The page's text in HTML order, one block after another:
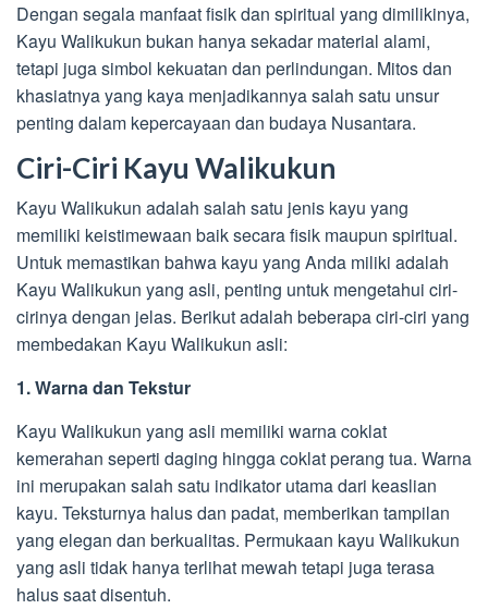
Dengan segala manfaat fisik dan spiritual yang dimilikinya,
Kayu Walikukun bukan hanya sekadar material alami,
tetapi juga simbol kekuatan dan perlindungan. Mitos dan
khasiatnya yang kaya menjadikannya salah satu unsur
penting dalam kepercayaan dan budaya Nusantara.
Ciri-Ciri Kayu Walikukun
Kayu Walikukun adalah salah satu jenis kayu yang
memiliki keistimewaan baik secara fisik maupun spiritual.
Untuk memastikan bahwa kayu yang Anda miliki adalah
Kayu Walikukun yang asli, penting untuk mengetahui ciri-
cirinya dengan jelas. Berikut adalah beberapa ciri-ciri yang
membedakan Kayu Walikukun asli:
1. Warna dan Tekstur
Kayu Walikukun yang asli memiliki warna coklat
kemerahan seperti daging hingga coklat perang tua. Warna
ini merupakan salah satu indikator utama dari keaslian
kayu. Teksturnya halus dan padat, memberikan tampilan
yang elegan dan berkualitas. Permukaan kayu Walikukun
yang asli tidak hanya terlihat mewah tetapi juga terasa
halus saat disentuh.